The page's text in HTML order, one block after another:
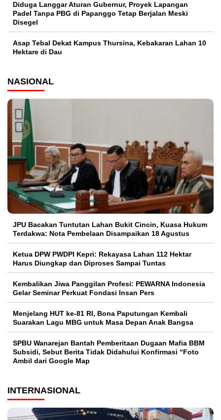
Diduga Langgar Aturan Gubernur, Proyek Lapangan
Padel Tanpa PBG di Papanggo Tetap Berjalan Meski
Disegel
Asap Tebal Dekat Kampus Thursina, Kebakaran Lahan 10
Hektare di Dau
NASIONAL
JPU Bacakan Tuntutan Lahan Bukit Cincin, Kuasa Hukum
Terdakwa: Nota Pembelaan Disampaikan 18 Agustus
Ketua DPW PWDPI Kepri: Rekayasa Lahan 112 Hektar
Harus Diungkap dan Diproses Sampai Tuntas
Kembalikan Jiwa Panggilan Profesi: PEWARNA Indonesia
Gelar Seminar Perkuat Fondasi Insan Pers
Menjelang HUT ke-81 RI, Bona Paputungan Kembali
Suarakan Lagu MBG untuk Masa Depan Anak Bangsa
SPBU Wanarejan Bantah Pemberitaan Dugaan Mafia BBM
Subsidi, Sebut Berita Tidak Didahului Konfirmasi “Foto
Ambil dari Google Map
INTERNASIONAL